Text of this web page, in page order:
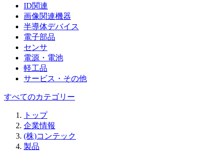
ID関連
画像関連機器
半導体デバイス
電子部品
センサ
電源・電池
軽工品
サービス・その他
すべてのカテゴリー
トップ
企業情報
(株)コンテック
製品